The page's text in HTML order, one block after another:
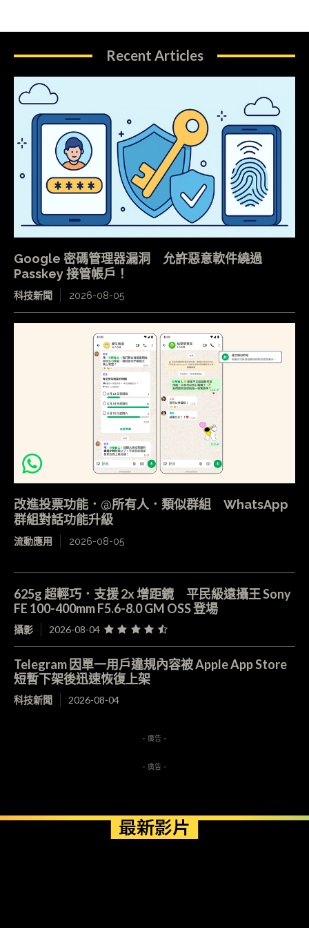
Recent Articles
Google 密碼管理器漏洞 允許惡意軟件繞過
Passkey 接管帳戶！
科技新聞 2026-08-05
改進投票功能．@所有人．類似群組 WhatsApp
群組對話功能升級
流動應用 2026-08-05
625g 超輕巧．支援 2x 增距鏡 平民級遠攝王 Sony
FE 100-400mm F5.6-8.0 GM OSS 登場
攝影 2026-08-04
Telegram 因單一用戶違規內容被 Apple App Store
短暫下架後迅速恢復上架
科技新聞 2026-08-04
- 廣告 -
- 廣告 -
最新影片